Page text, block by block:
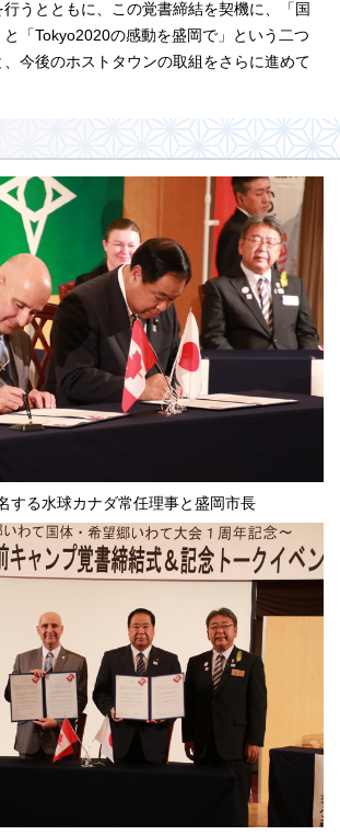
うとともに、この覚書締結を契機に、「国
「Tokyo2020の感動を盛岡で」という二つ
今後のホストタウンの取組をさらに進めて
する水球カナダ常任理事と盛岡市長